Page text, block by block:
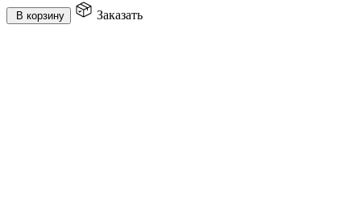
В корзину Заказать